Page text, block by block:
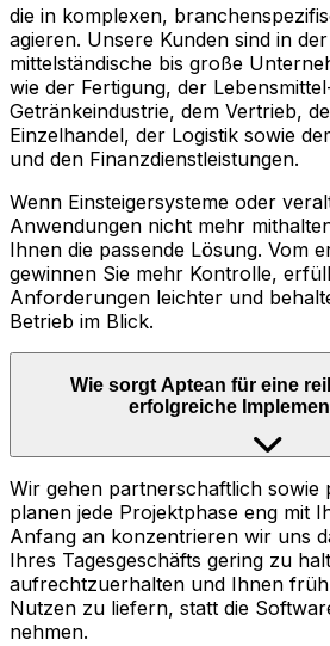
die in komplexen,
agieren. Unsere Kunden sind in
mittelständische bis große
wie der Fertigung, der
Getränkeindustrie, dem Vertrieb,
Einzelhandel, der Logistik sowie
und den Finanzdienstleistungen.
Wenn Einsteigersysteme oder
Anwendungen nicht mehr
Ihnen die passende Lösung. Vom
gewinnen Sie mehr Kontrolle,
Anforderungen leichter und
Betrieb im Blick.
Wie sorgt Aptean für eine
erfolgreiche
Wir gehen partnerschaftlich sowie
planen jede Projektphase eng mit
Anfang an konzentrieren wir uns
Ihres Tagesgeschäfts gering zu
aufrechtzuerhalten und Ihnen
Nutzen zu liefern, statt die
nehmen.